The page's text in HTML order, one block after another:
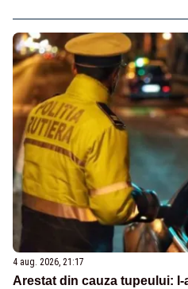
4 aug. 2026, 21:17
Arestat din cauza tupeului: